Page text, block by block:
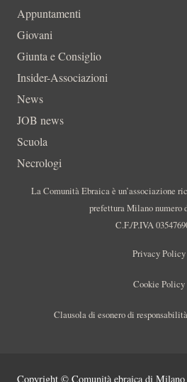
Appuntamenti
Giovani
Giunta e Consiglio
Insider-Associazioni
News
JOB news
Scuola
Necrologi
La Comunità Ebraica è un’associazione
prefettura Milano numero
C.F./P.IVA
Privacy Policy
Cookie Policy
Clausola di esonero di
Copyright © Comunità ebraica di